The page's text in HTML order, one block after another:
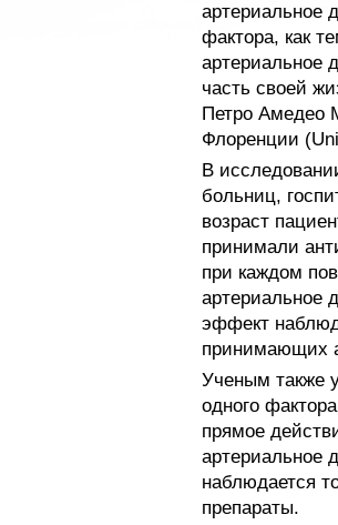
артериальное
фактора, как
артериальное
часть своей
Петро Амедео
Флоренции
В
больниц,
возраст
принимали
при каждом
артериальное
эффект
принимающих
Ученым также
одного
прямое
артериальное
наблюдается
препараты.